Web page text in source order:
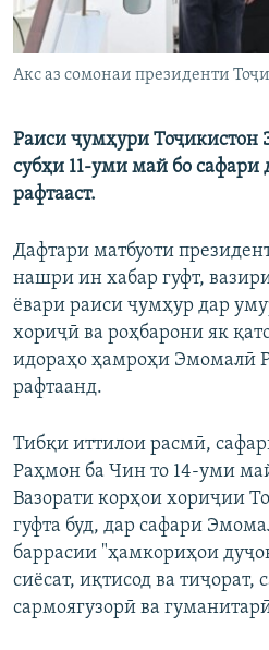
ГУЗОРИШҲОИ РАДИОӢ
Русский
Ҳамаи сомонаҳои RFE/RL
Акс аз сомонаи президенти
Раиси ҷумҳури
субҳи 11-уми май бо сафари
рафтааст.
Дафтари матбуоти
нашри ин хабар гуфт,
ёвари раиси ҷумҳур дар
хориҷӣ ва роҳбарони як
идораҳо ҳамроҳи Эмомалӣ
рафтаанд.
Тибқи иттилои расмӣ,
Раҳмон ба Чин то 14-уми
Вазорати корҳои хориҷии
гуфта буд, дар сафари
баррасии "ҳамкориҳои
сиёсат, иқтисод ва тиҷорат,
сармоягузорӣ ва